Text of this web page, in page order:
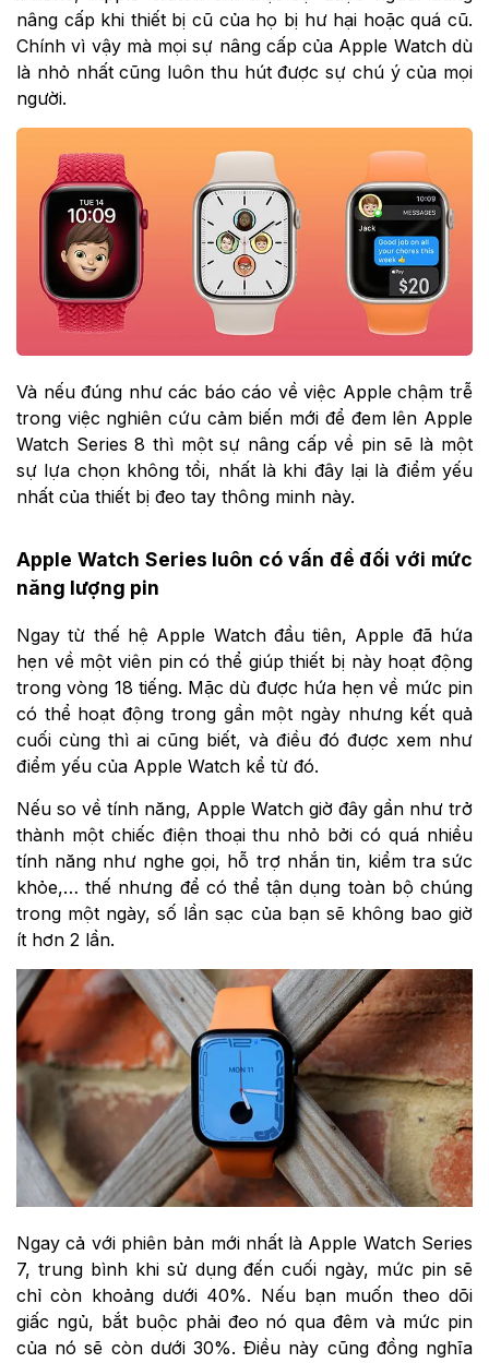
nâng cấp khi thiết bị cũ của họ bị hư hại hoặc quá cũ.
Chính vì vậy mà mọi sự nâng cấp của Apple Watch dù
là nhỏ nhất cũng luôn thu hút được sự chú ý của mọi
người.
Và nếu đúng như các báo cáo về việc Apple chậm trễ
trong việc nghiên cứu cảm biến mới để đem lên Apple
Watch Series 8 thì một sự nâng cấp về pin sẽ là một
sự lựa chọn không tồi, nhất là khi đây lại là điểm yếu
nhất của thiết bị đeo tay thông minh này.
Apple Watch Series luôn có vấn đề đối với mức
năng lượng pin
Ngay từ thế hệ Apple Watch đầu tiên, Apple đã hứa
hẹn về một viên pin có thể giúp thiết bị này hoạt động
trong vòng 18 tiếng. Mặc dù được hứa hẹn về mức pin
có thể hoạt động trong gần một ngày nhưng kết quả
cuối cùng thì ai cũng biết, và điều đó được xem như
điểm yếu của Apple Watch kể từ đó.
Nếu so về tính năng, Apple Watch giờ đây gần như trở
thành một chiếc điện thoại thu nhỏ bởi có quá nhiều
tính năng như nghe gọi, hỗ trợ nhắn tin, kiểm tra sức
khỏe,… thế nhưng để có thể tận dụng toàn bộ chúng
trong một ngày, số lần sạc của bạn sẽ không bao giờ
ít hơn 2 lần.
Ngay cả với phiên bản mới nhất là Apple Watch Series
7, trung bình khi sử dụng đến cuối ngày, mức pin sẽ
chỉ còn khoảng dưới 40%. Nếu bạn muốn theo dõi
giấc ngủ, bắt buộc phải đeo nó qua đêm và mức pin
của nó sẽ còn dưới 30%. Điều này cũng đồng nghĩa